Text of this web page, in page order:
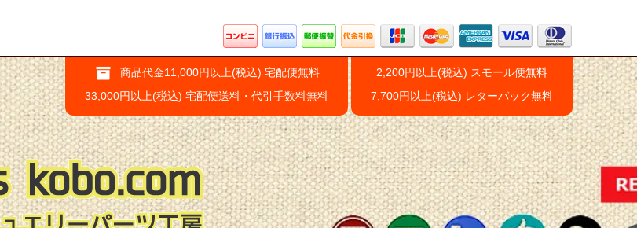
商品代金11,000円以上(税込) 宅配便無料
33,000円以上(税込) 宅配便送料・代引手数料無料
2,200円以上(税込) スモール便無料
7,700円以上(税込) レターパック無料